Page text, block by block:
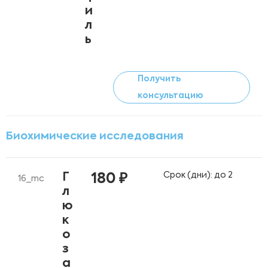
и
л
ь
Получить
консультацию
Биохимические исследования
16_mc
Г
л
ю
к
о
з
а
180 ₽ Срок (дни): до 2